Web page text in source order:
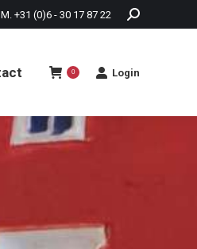
+31 (0)6 - 30 17 87 22
0 Login
Login